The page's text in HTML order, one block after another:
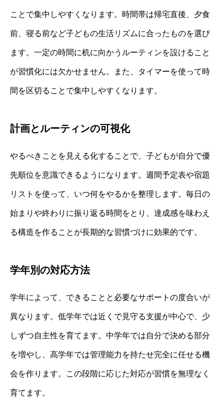
ことで集中しやすくなります。時間帯は帰宅直後、夕食
前、寝る前など子どもの生活リズムに合ったものを選び
ます。一定の時間に机に向かうルーティンを設けること
が習慣化には欠かせません。また、タイマーを使って時
間を区切ることで集中しやすくなります。
計画とルーティンの可視化
やるべきことを見える化することで、子どもが自分で優
先順位を意識できるようになります。週間予定表や宿題
リストを使って、いつ何をやるかを整理します。毎日の
始まりや終わりに振り返る時間をとり、達成感を味わえ
る構造を作ることが長期的な習慣づけに効果的です。
学年別の対応方法
学年によって、できることと必要なサポートの度合いが
異なります。低学年では近くで見守る支援が中心で、少
しずつ自主性を育てます。中学年では自分で決める部分
を増やし、高学年では管理能力を持たせ完全に任せる機
会を作ります。この段階に応じた対応が習慣を無理なく
育てます。